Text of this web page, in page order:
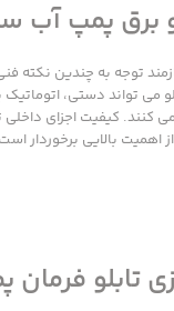
برق پمپ آب
توجه به چندین نکته
کیفیت اجزای داخلی
اهمیت بالایی برخوردار
تابلو